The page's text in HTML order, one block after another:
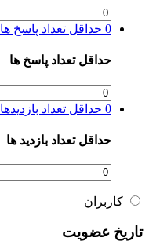
0 حداقل تعداد پاسخ ها
حداقل تعداد پاسخ ها
0 حداقل تعداد بازدیدها
حداقل تعداد بازدید ها
کاربران
تاریخ عضویت